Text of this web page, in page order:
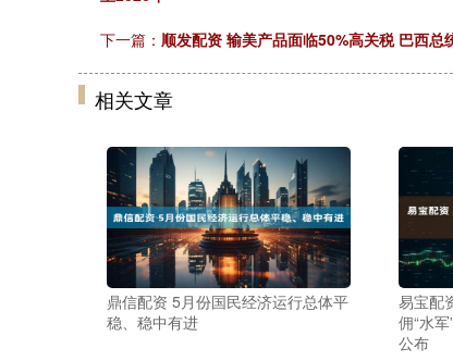
下一篇： 顺发配资 输美产品面临50%高关税 巴西总
相关文章
鼎信配资 5月份国民经济运行总体平
稳、稳中有进
易宝配
佣“水
公布